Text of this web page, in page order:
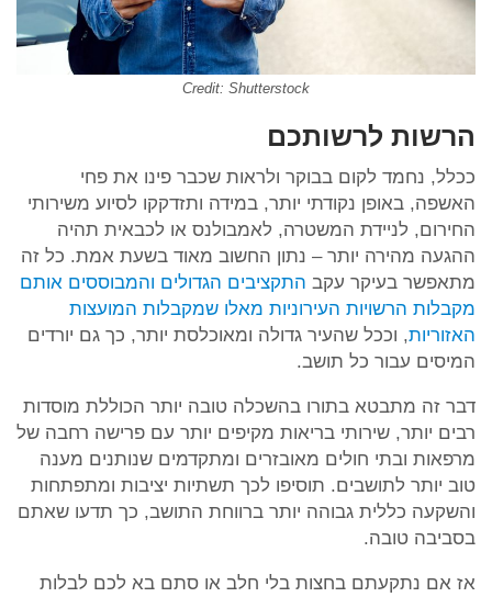
Credit: Shutterstock
הרשות לרשותכם
ככלל, נחמד לקום בבוקר ולראות שכבר פינו את פחי
האשפה, באופן נקודתי יותר, במידה ותזדקקו לסיוע משירותי
החירום, לניידת המשטרה, לאמבולנס או לכבאית תהיה
ההגעה מהירה יותר – נתון החשוב מאוד בשעת אמת. כל זה
מתאפשר בעיקר עקב התקציבים הגדולים והמבוססים אותם
מקבלות הרשויות העירוניות מאלו שמקבלות המועצות
האזוריות, וככל שהעיר גדולה ומאוכלסת יותר, כך גם יורדים
המיסים עבור כל תושב.
דבר זה מתבטא בתורו בהשכלה טובה יותר הכוללת מוסדות
רבים יותר, שירותי בריאות מקיפים יותר עם פרישה רחבה של
מרפאות ובתי חולים מאובזרים ומתקדמים שנותנים מענה
טוב יותר לתושבים. תוסיפו לכך תשתיות יציבות ומתפתחות
והשקעה כללית גבוהה יותר ברווחת התושב, כך תדעו שאתם
בסביבה טובה.
אז אם נתקעתם בחצות בלי חלב או סתם בא לכם לבלות